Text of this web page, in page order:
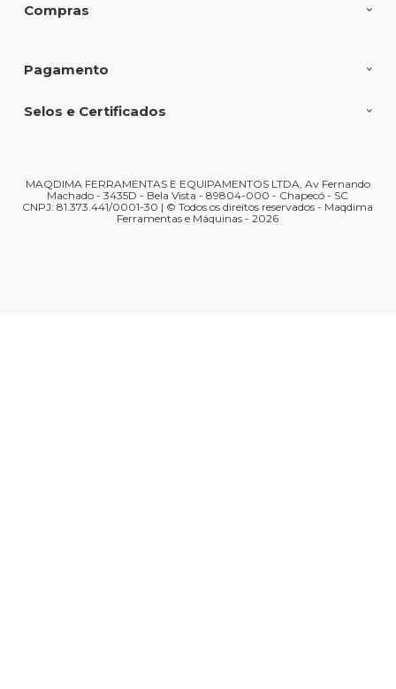
Compras
Pagamento
Selos e Certificados
MAQDIMA FERRAMENTAS E EQUIPAMENTOS LTDA, Av Fernando
Machado - 3435D - Bela Vista - 89804-000 - Chapecó - SC
CNPJ: 81.373.441/0001-30 | © Todos os direitos reservados - Maqdima
Ferramentas e Máquinas - 2026